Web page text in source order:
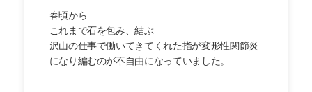
春頃から
これまで石を包み、結ぶ
沢山の仕事で働いてきてくれた指が変形性関節炎
になり編むのが不自由になっていました。